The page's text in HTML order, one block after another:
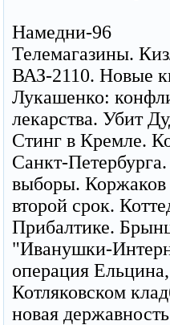
Намедни-96
Телемагазины.
ВАЗ-2110. Новые
Лукашенко:
лекарства. Убит
Стинг в Кремле.
Санкт-
выборы. Коржаков
второй срок.
Прибалтике.
"Иванушки-
операция
Котляковском
новая